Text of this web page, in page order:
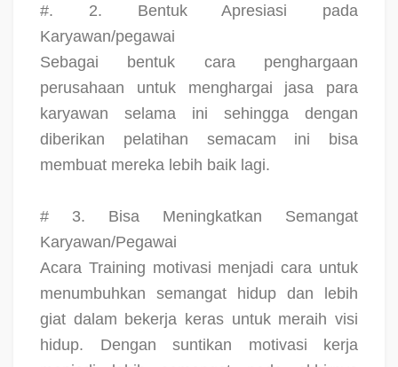
#. 2. Bentuk Apresiasi pada
Karyawan/pegawai
Sebagai bentuk cara penghargaan
perusahaan untuk menghargai jasa para
karyawan selama ini sehingga dengan
diberikan pelatihan semacam ini bisa
membuat mereka lebih baik lagi.
# 3. Bisa Meningkatkan Semangat
Karyawan/Pegawai
Acara Training motivasi menjadi cara untuk
menumbuhkan semangat hidup dan lebih
giat dalam bekerja keras untuk meraih visi
hidup. Dengan suntikan motivasi kerja